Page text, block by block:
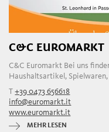
C&C EUROMARKT
C&C Euromarkt Bei uns
Haushaltsartikel,
T+39 0473 656618
info@euromarkt.it
www.euromarkt.it
MEHR LESEN